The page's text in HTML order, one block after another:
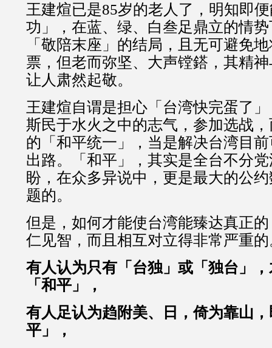
王建煊已是85岁的老人了，明知即
功」，在蓝、绿、白叁足鼎立的情
「敬陪末座」的结局，且无可避免
票，但老而弥坚、大声镗鎝，其精
让人肃然起敬。
王建煊自谓是担心「台湾快完蛋了
斯民于水火之中的志气，参加选战
的「和平统一」，当是解决台湾目
出路。「和平」，其实是全台不分
盼，在众多异说中，更是最大的公
题的。
但是，如何才能使台湾能臻达真正
仁见智，而且相互对立得非常严重
有人认为只有「台独」或「独台」
「和平」，
有人足认为趋附美、日，倚为靠山
平」，